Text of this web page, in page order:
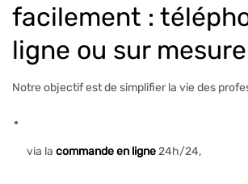
facilement :
ligne ou sur mesure
Notre objectif est de simplifier la vie des
via lacommande en ligne24h/24,